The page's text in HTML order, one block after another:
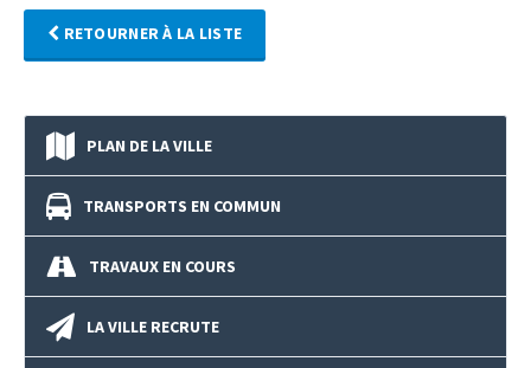
RETOURNER À LA LISTE
PLAN DE LA VILLE
TRANSPORTS EN COMMUN
TRAVAUX EN COURS
LA VILLE RECRUTE